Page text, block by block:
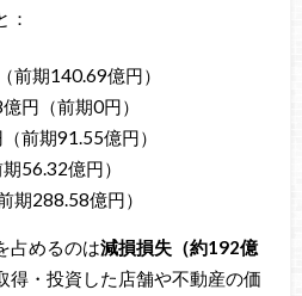
：
前期140.69億円）
円（前期0円）
前期91.55億円）
56.32億円）
期288.58億円）
占めるのは減損損失（約192億
得・投資した店舗や不動産の価